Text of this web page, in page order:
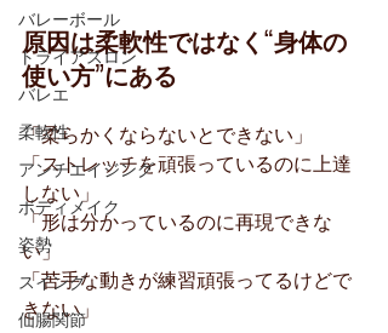
バレーボール
トライアスロン
バレエ
柔軟性
アンチエイジング
ボディメイク
姿勢
スイング
仙腸関節
原因は柔軟性ではなく“身体の
使い方”にある
「柔らかくならないとできない」
「ストレッチを頑張っているのに上達
しない」
「形は分かっているのに再現できな
い」
「苦手な動きが練習頑張ってるけどで
きない」